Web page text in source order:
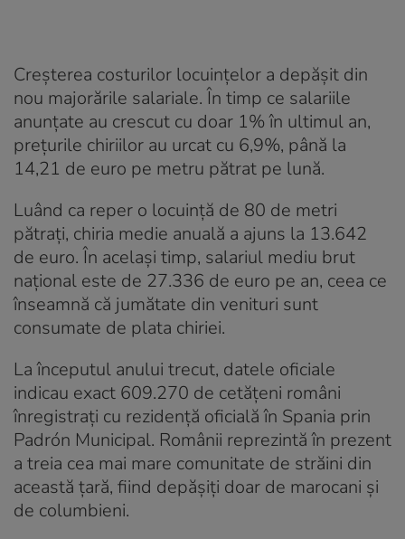
Creșterea costurilor locuințelor a depășit din
nou majorările salariale. În timp ce salariile
anunțate au crescut cu doar 1% în ultimul an,
prețurile chiriilor au urcat cu 6,9%, până la
14,21 de euro pe metru pătrat pe lună.
Luând ca reper o locuință de 80 de metri
pătrați, chiria medie anuală a ajuns la 13.642
de euro. În același timp, salariul mediu brut
național este de 27.336 de euro pe an, ceea ce
înseamnă că jumătate din venituri sunt
consumate de plata chiriei.
La începutul anului trecut, datele oficiale
indicau exact 609.270 de cetățeni români
înregistrați cu rezidență oficială în Spania prin
Padrón Municipal. Românii reprezintă în prezent
a treia cea mai mare comunitate de străini din
această țară, fiind depășiți doar de marocani și
de columbieni.